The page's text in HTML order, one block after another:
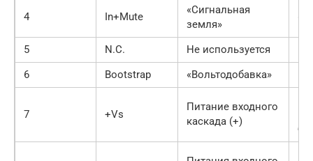
4 In+Mute
«Сигнальная
земля»
5 N.C. Не используется
6
Bootstrap «Вольтодобавка»
7 +Vs
Питание входного
каскада (+)